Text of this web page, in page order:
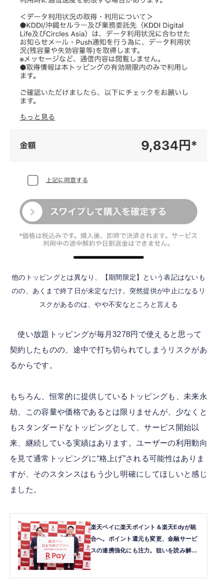
他のトッピングとは異なり、【期間限定】という表記はないも
のの、あくまで終了日が未定なだけ。突然提供が中止になるリ
スクがあるのは、やや不安なところと言える
使い放題トッピングが毎月3278円で使えると思って
契約したものの、途中で打ち切られてしまうリスクがあ
るからです。
もちろん、恒常的に提供しているトッピングも、未来永
劫、この容量や価格であるとは限りませんが、少なくと
もスタンダードなトッピングとして、サービス開始以
来、継続している実績はあります。ユーザーの利用動向
を見て通常トッピングに“格上げ”される可能性はありま
すが、そのスタンスはもう少し明確にしてほしいと感じ
ました。
楽天ペイに楽天ポイント＆楽天Edyが統
合へ。ポイント還元も変更、金融サービ
スの連携強化にも注力。狙いを読み解く